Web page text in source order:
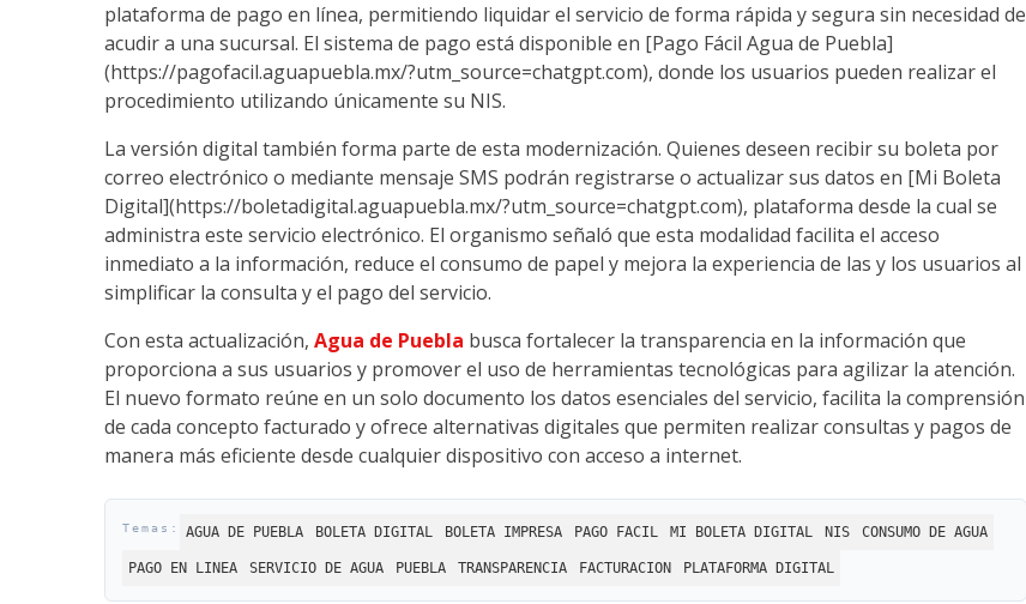
plataforma de pago en línea, permitiendo liquidar el servicio de forma rápida y segura sin necesidad de
acudir a una sucursal. El sistema de pago está disponible en [Pago Fácil Agua de Puebla]
(https://pagofacil.aguapuebla.mx/?utm_source=chatgpt.com), donde los usuarios pueden realizar el
procedimiento utilizando únicamente su NIS.
La versión digital también forma parte de esta modernización. Quienes deseen recibir su boleta por
correo electrónico o mediante mensaje SMS podrán registrarse o actualizar sus datos en [Mi Boleta
Digital](https://boletadigital.aguapuebla.mx/?utm_source=chatgpt.com), plataforma desde la cual se
administra este servicio electrónico. El organismo señaló que esta modalidad facilita el acceso
inmediato a la información, reduce el consumo de papel y mejora la experiencia de las y los usuarios al
simplificar la consulta y el pago del servicio.
Con esta actualización, Agua de Puebla busca fortalecer la transparencia en la información que
proporciona a sus usuarios y promover el uso de herramientas tecnológicas para agilizar la atención.
El nuevo formato reúne en un solo documento los datos esenciales del servicio, facilita la comprensión
de cada concepto facturado y ofrece alternativas digitales que permiten realizar consultas y pagos de
manera más eficiente desde cualquier dispositivo con acceso a internet.
AGUA DE PUEBLA BOLETA DIGITAL BOLETA IMPRESA PAGO FACIL MI BOLETA DIGITAL NIS CONSUMO DE AGUA
PAGO EN LINEA SERVICIO DE AGUA PUEBLA TRANSPARENCIA FACTURACION PLATAFORMA DIGITAL